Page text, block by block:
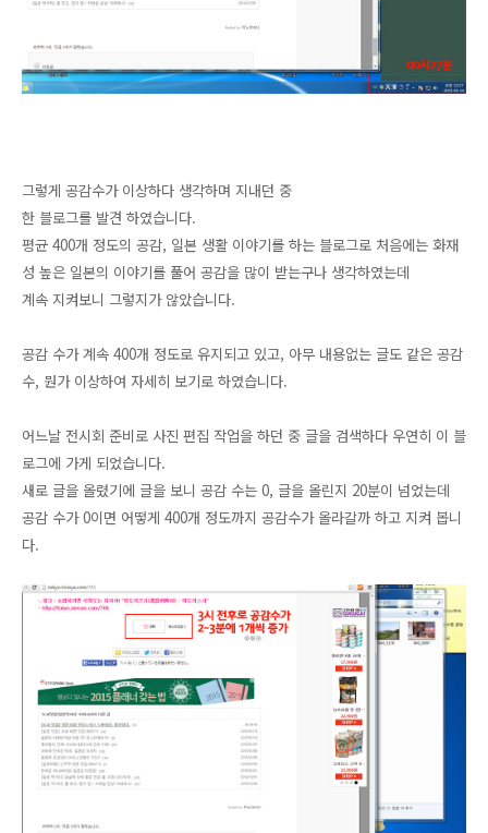
그렇게 공감수가 이상하다 생각하며 지내던 중
한 블로그를 발견 하였습니다.
평균 400개 정도의 공감, 일본 생활 이야기를 하는 블로그로 처음에는 화재
성 높은 일본의 이야기를 풀어 공감을 많이 받는구나 생각하였는데
계속 지켜보니 그렇지가 않았습니다.
공감 수가 계속 400개 정도로 유지되고 있고, 아무 내용없는 글도 같은 공감
수, 뭔가 이상하여 자세히 보기로 하였습니다.
어느날 전시회 준비로 사진 편집 작업을 하던 중 글을 검색하다 우연히 이 블
로그에 가게 되었습니다.
새로 글을 올렸기에 글을 보니 공감 수는 0, 글을 올린지 20분이 넘었는데
공감 수가 0이면 어떻게 400개 정도까지 공감수가 올라갈까 하고 지켜 봅니
다.